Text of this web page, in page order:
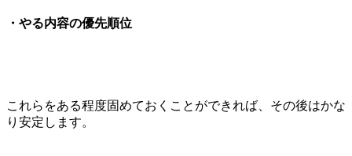
・やる内容の優先順位
これらをある程度固めておくことができれば、その後はかな
り安定します。